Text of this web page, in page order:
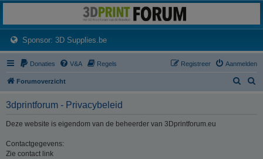
Het 3D print forum van de Benelux na de sluiting van 3dprintforum.nl
Sponsor: 3D Supplies.be(Opens a new tab)
Donaties V&A Regels Aanmelden
Registreer
Forumoverzicht
3dprintforum - Privacybeleid
Deze website is eigendom van de beheerder van 3Dprintforum.eu
Contactgegevens:
Zie contact link